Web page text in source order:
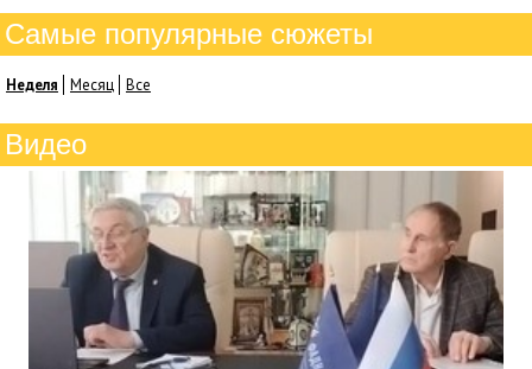
Самые популярные сюжеты
Неделя Месяц Все
Видео